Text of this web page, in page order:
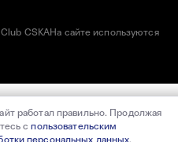
CSKAНа сайте используются
работал правильно. Продолжая
спользовательским
персональных данных.